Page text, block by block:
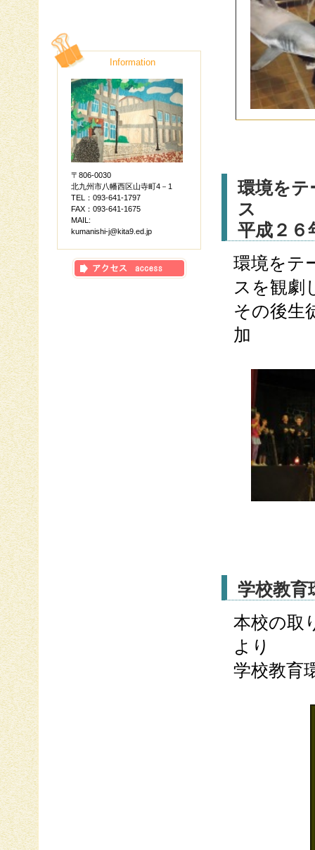
環境を
ス
平成２６
環境をテ
スを観劇
その後生
加
学校教育
本校の取
より
学校教育
Information
〒806-0030
北九州市八幡西区山寺町4－1
TEL：093-641-1797
FAX：093-641-1675
MAIL:
kumanishi-j@kita9.ed.jp